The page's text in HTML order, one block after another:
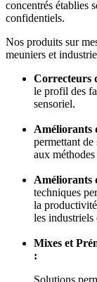
concentrés établies
confidentiels.
Nos produits sur
meuniers et
Correcteurs
le profil des
sensoriel.
Améliorants
permettant de
aux
Améliorants
techniques
la
les
Mixes et
: